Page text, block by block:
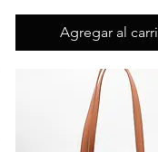
Agregar al